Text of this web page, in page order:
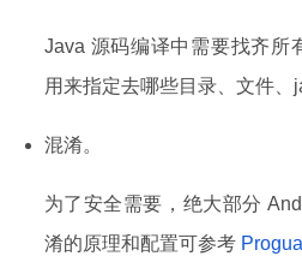
Java 源码编译中需要找齐所
用来指定去哪些目录、文件、
混淆。
为了安全需要，绝大部分
淆的原理和配置可参考